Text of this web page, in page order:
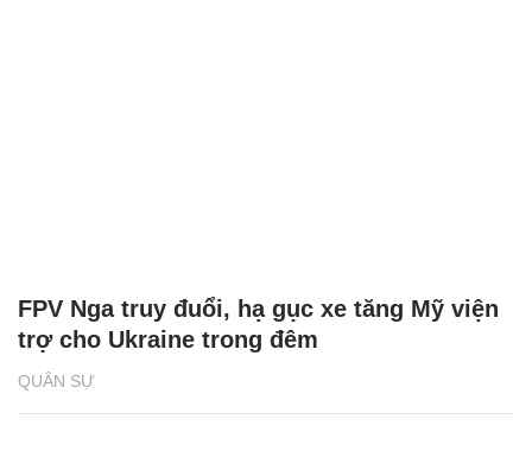
QUÂN SỰ
FPV Nga truy đuổi, hạ gục xe tăng Mỹ viện
trợ cho Ukraine trong đêm